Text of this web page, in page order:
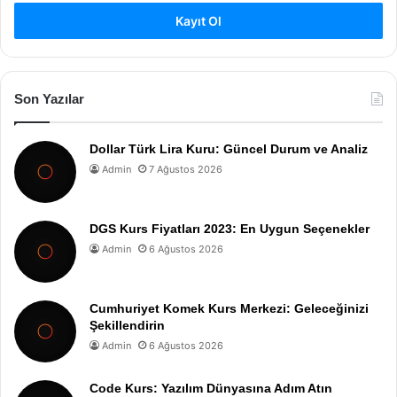
Kayıt Ol
Son Yazılar
Dollar Türk Lira Kuru: Güncel Durum ve Analiz
Admin 7 Ağustos 2026
DGS Kurs Fiyatları 2023: En Uygun Seçenekler
Admin 6 Ağustos 2026
Cumhuriyet Komek Kurs Merkezi: Geleceğinizi
Şekillendirin
Admin 6 Ağustos 2026
Code Kurs: Yazılım Dünyasına Adım Atın